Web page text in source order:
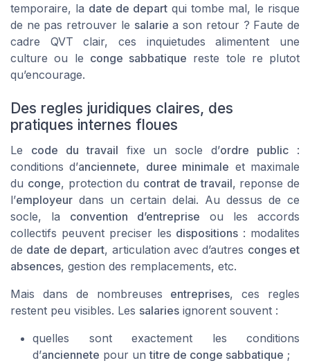
temporaire, la date de depart qui tombe mal, le risque
de ne pas retrouver le salarie a son retour ? Faute de
cadre QVT clair, ces inquietudes alimentent une
culture ou le conge sabbatique reste tole re plutot
qu’encourage.
Des regles juridiques claires, des
pratiques internes floues
Le code du travail fixe un socle d’ordre public :
conditions d’anciennete, duree minimale et maximale
du conge, protection du contrat de travail, reponse de
l’employeur dans un certain delai. Au dessus de ce
socle, la convention d’entreprise ou les accords
collectifs peuvent preciser les dispositions : modalites
de date de depart, articulation avec d’autres conges et
absences, gestion des remplacements, etc.
Mais dans de nombreuses entreprises, ces regles
restent peu visibles. Les salaries ignorent souvent :
quelles sont exactement les conditions
d’anciennete pour untitre de conge sabbatique ;